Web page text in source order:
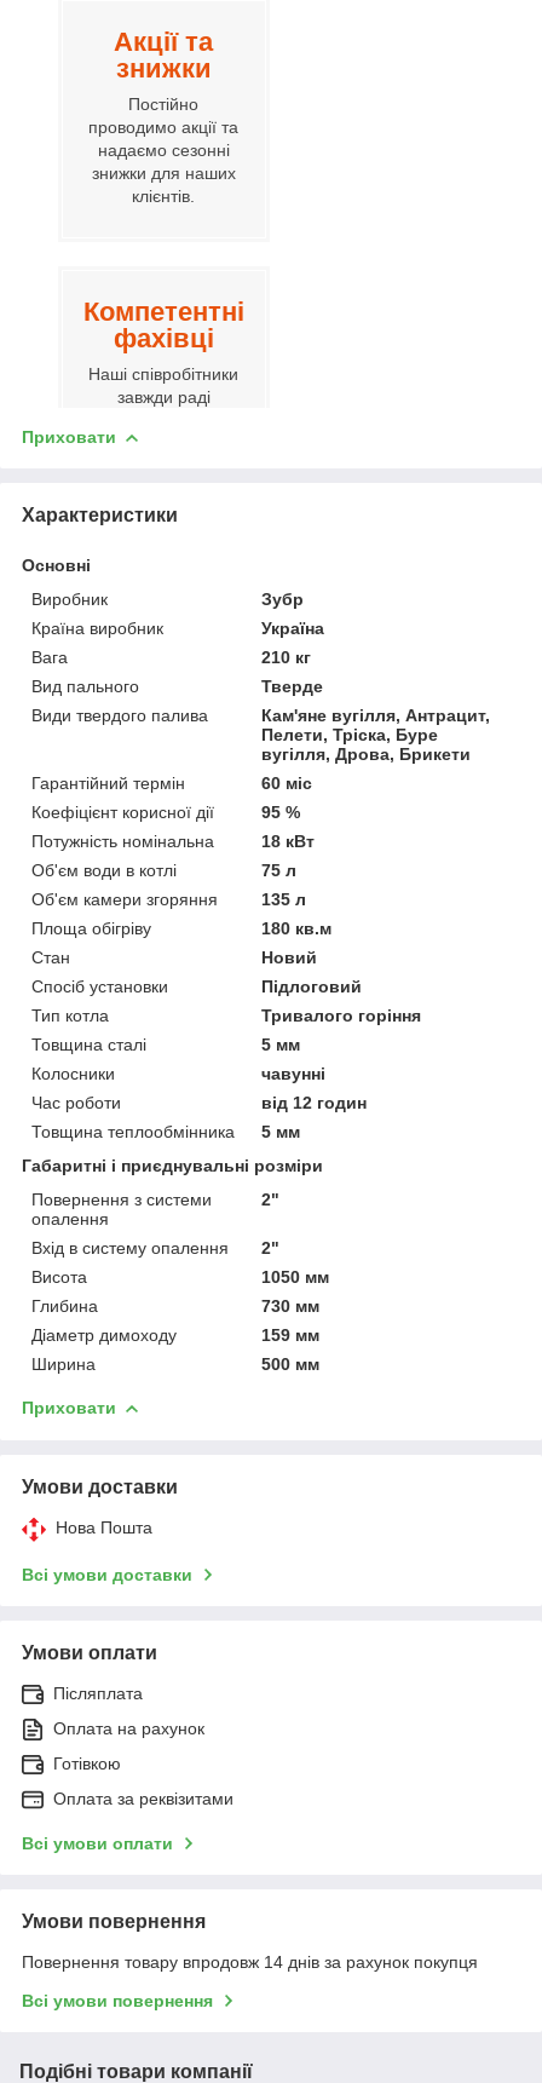
Акції та
знижки
Постійно
проводимо акції та
надаємо сезонні
знижки для наших
клієнтів.
Компетентні
фахівці
Наші співробітники
завжди раді
Вартість завжди
представниками
вітчизняного і
НАШІ ПЕРЕВАГИ СПІВПРАЦІ З НАМИ
1 Сертифікований товар.
2
3 Широкий асортимент продукції.
4
Доставимо вашого замовлення здійснюється
перевізником "Нова пошта".
ПОРЯДОК ОФОРМЛЕННЯ ЗАМОВЛЕННЯ:
Заявка через сайт або за
Приховати
Характеристики
Основні
Виробник
Зубр
Країна виробник
Україна
Вага
210 кг
Вид пального
Тверде
Види твердого палива
Кам'яне вугілля, Антрацит,
Пелети, Тріска, Буре
вугілля, Дрова, Брикети
Гарантійний термін
60 міс
Коефіцієнт корисної дії
95 %
Потужність номінальна
18 кВт
Об'єм води в котлі
75 л
Об'єм камери згоряння
135 л
Площа обігріву
180 кв.м
Стан
Новий
Спосіб установки
Підлоговий
Тип котла
Тривалого горіння
Товщина сталі
5 мм
Колосники
чавунні
Час роботи
від 12 годин
Товщина теплообмінника
5 мм
Габаритні і приєднувальні розміри
Повернення з системи
опалення
2"
Вхід в систему опалення
2"
Висота
1050 мм
Глибина
730 мм
Діаметр димоходу
159 мм
Ширина
500 мм
Приховати
Умови доставки
Нова Пошта
Всі умови доставки
Умови оплати
Післяплата
Оплата на рахунок
Готівкою
Оплата за реквізитами
Всі умови оплати
Умови повернення
Повернення товару впродовж 14 днів за рахунок покупця
Всі умови повернення
Подібні товари компанії